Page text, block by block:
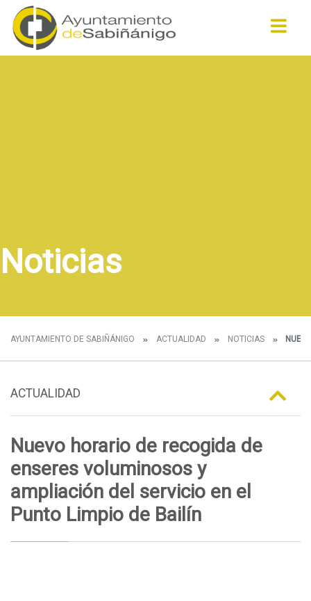
Noticias
AYUNTAMIENTO DE SABIÑÁNIGO ACTUALIDAD NOTICIAS
ACTUALIDAD
Nuevo horario de recogida de
enseres voluminosos y
ampliación del servicio en el
Punto Limpio de Bailín